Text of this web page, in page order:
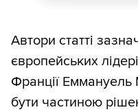
Автори статті
європейських
Франції
бути частиною